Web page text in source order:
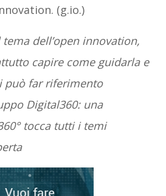
(g.io.)
dell’open innovation,
capire come guidarla e
può far riferimento
Digital360: una
tocca tutti i temi